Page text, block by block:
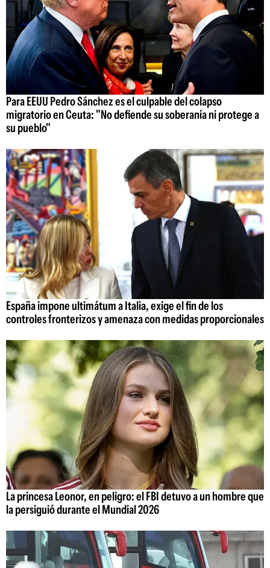
Para EEUU Pedro Sánchez es el culpable del colapso
migratorio en Ceuta: "No defiende su soberanía ni protege a
su pueblo"
España impone ultimátum a Italia, exige el fin de los
controles fronterizos y amenaza con medidas proporcionales
La princesa Leonor, en peligro: el FBI detuvo a un hombre que
la persiguió durante el Mundial 2026